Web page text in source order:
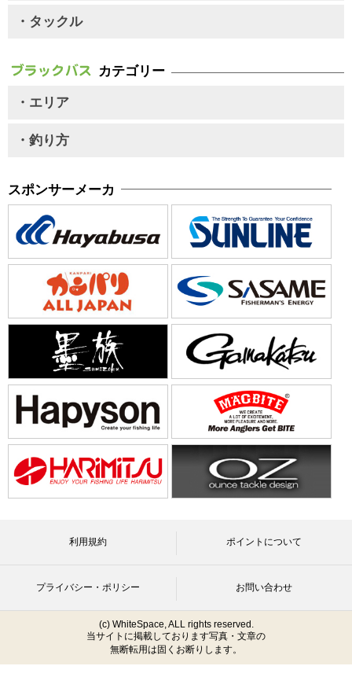
・タックル
カテゴリー
・エリア
・釣り方
スポンサーメーカ
利用規約 ポイントについて
プライバシー・ポリシー お問い合わせ
(c) WhiteSpace, ALL rights reserved.
当サイトに掲載しております写真・文章の
無断転用は固くお断りします。